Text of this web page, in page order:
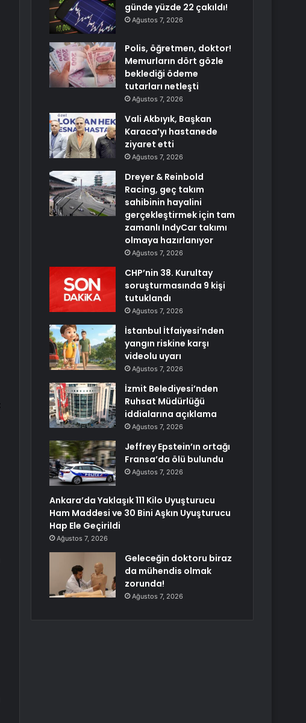
günde yüzde 22 çakıldı!
Ağustos 7, 2026
Polis, öğretmen, doktor!
Memurların dört gözle
beklediği ödeme
tutarları netleşti
Ağustos 7, 2026
Vali Akbıyık, Başkan
Karaca’yı hastanede
ziyaret etti
Ağustos 7, 2026
Dreyer & Reinbold
Racing, geç takım
sahibinin hayalini
gerçekleştirmek için tam
zamanlı IndyCar takımı
olmaya hazırlanıyor
Ağustos 7, 2026
CHP’nin 38. Kurultay
soruşturmasında 9 kişi
tutuklandı
Ağustos 7, 2026
İstanbul İtfaiyesi’nden
yangın riskine karşı
videolu uyarı
Ağustos 7, 2026
İzmit Belediyesi’nden
Ruhsat Müdürlüğü
iddialarına açıklama
Ağustos 7, 2026
Jeffrey Epstein’ın ortağı
Fransa’da ölü bulundu
Ağustos 7, 2026
Ankara’da Yaklaşık 111 Kilo Uyuşturucu
Ham Maddesi ve 30 Bini Aşkın Uyuşturucu
Hap Ele Geçirildi
Ağustos 7, 2026
Geleceğin doktoru biraz
da mühendis olmak
zorunda!
Ağustos 7, 2026